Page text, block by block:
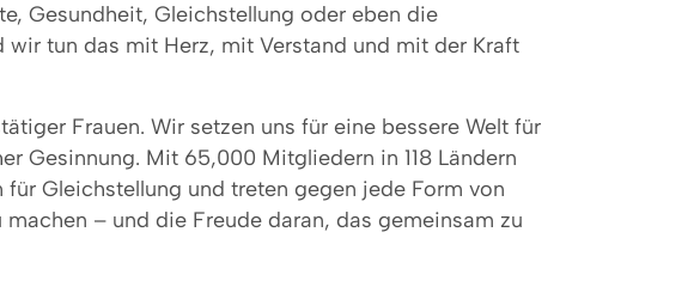
Gesundheit, Gleichstellung oder eben die
wir tun das mit Herz, mit Verstand und mit der Kraft
Frauen. Wir setzen uns für eine bessere Welt für
Gesinnung. Mit 65,000 Mitgliedern in 118 Ländern
Gleichstellung und treten gegen jede Form von
– und die Freude daran, das gemeinsam zu